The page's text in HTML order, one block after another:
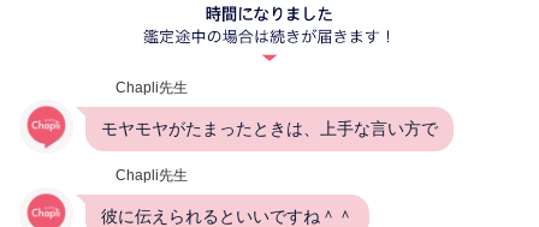
Chapli先生
モヤモヤがたまったときは、上手な言い方で
Chapli先生
彼に伝えられるといいですね＾＾